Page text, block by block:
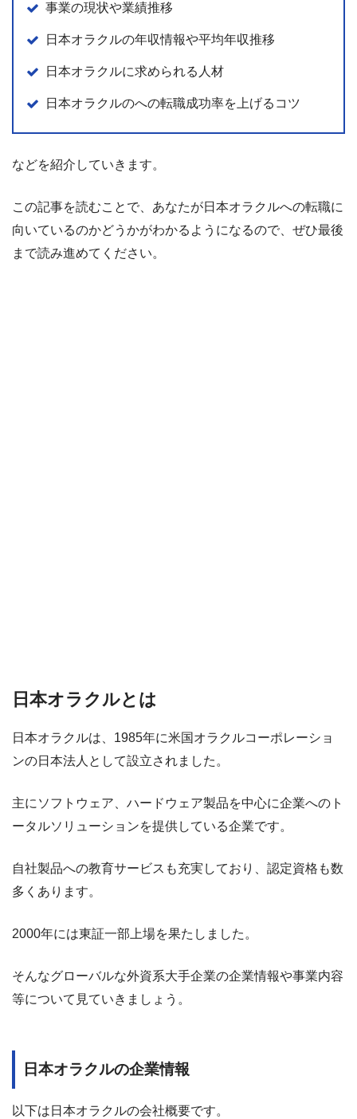
事業の現状や業績推移
日本オラクルの年収情報や平均年収推移
日本オラクルに求められる人材
日本オラクルのへの転職成功率を上げるコツ
などを紹介していきます。
この記事を読むことで、あなたが日本オラクルへの転職に
向いているのかどうかがわかるようになるので、ぜひ最後
まで読み進めてください。
日本オラクルとは
日本オラクルは、1985年に米国オラクルコーポレーショ
ンの日本法人として設立されました。
主にソフトウェア、ハードウェア製品を中心に企業へのト
ータルソリューションを提供している企業です。
自社製品への教育サービスも充実しており、認定資格も数
多くあります。
2000年には東証一部上場を果たしました。
そんなグローバルな外資系大手企業の企業情報や事業内容
等について見ていきましょう。
日本オラクルの企業情報
以下は日本オラクルの会社概要です。